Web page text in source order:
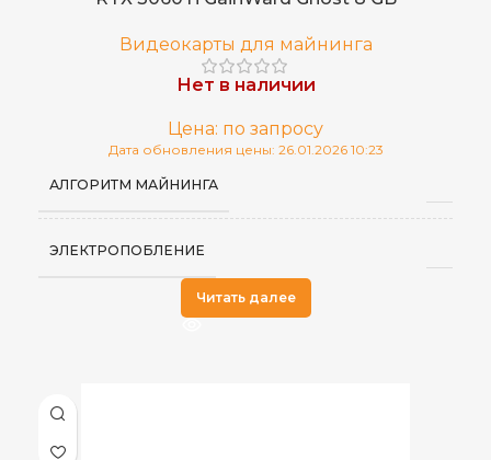
Видеокарты для майнинга
Нет в наличии
Цена: по запросу
Дата обновления цены: 26.01.2026 10:23
АЛГОРИТМ МАЙНИНГА
ЭЛЕКТРОПОБЛЕНИЕ
Читать далее